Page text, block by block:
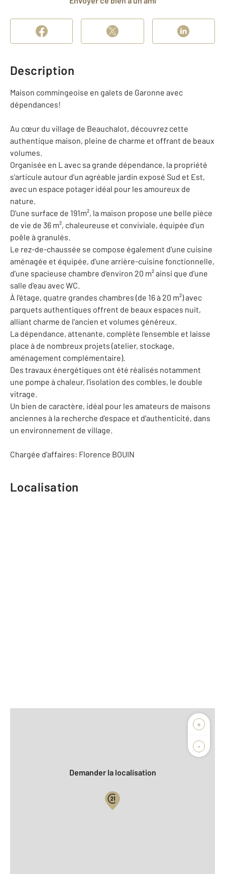
Description
Maison commingeoise en galets de Garonne avec
dépendances!
Au cœur du village de Beauchalot, découvrez cette
authentique maison, pleine de charme et offrant de beaux
volumes.
Organisée en L avec sa grande dépendance, la propriété
s'articule autour d'un agréable jardin exposé Sud et Est,
avec un espace potager idéal pour les amoureux de
nature.
D'une surface de 191m², la maison propose une belle pièce
de vie de 36 m², chaleureuse et conviviale, équipée d'un
poêle à granulés.
Le rez-de-chaussée se compose également d'une cuisine
aménagée et équipée, d'une arrière-cuisine fonctionnelle,
d'une spacieuse chambre d'environ 20 m² ainsi que d'une
salle d'eau avec WC.
À l'étage, quatre grandes chambres (de 16 à 20 m²) avec
parquets authentiques offrent de beaux espaces nuit,
alliant charme de l'ancien et volumes généreux.
La dépendance, attenante, complète l'ensemble et laisse
place à de nombreux projets (atelier, stockage,
aménagement complémentaire).
Des travaux énergétiques ont été réalisés notamment
une pompe à chaleur, l'isolation des combles, le double
vitrage.
Un bien de caractère, idéal pour les amateurs de maisons
anciennes à la recherche d'espace et d'authenticité, dans
un environnement de village.
Chargée d'affaires: Florence BOUIN
Localisation
+
-
Biens vendus
Demander la localisation